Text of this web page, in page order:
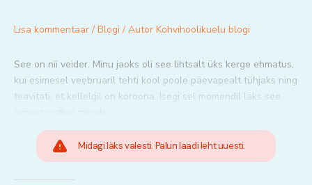
Lisa kommentaar / Blogi / Autor Kohvihoolikuelu blogi
See on nii veider. Minu jaoks oli see lihtsalt üks kerge ehmatus,
kui esimesel veebruaril tehti kool poole päevapealt tühjaks ning
teavitati, et kellelgil on koroona. Isegi sel momendil läks see
Midagi läks valesti. Palun laadi leht uuesti.